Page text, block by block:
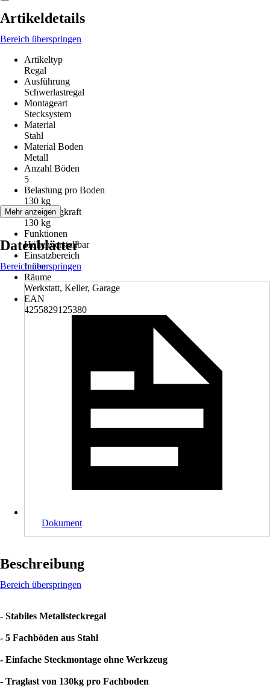
Artikeldetails
Bereich überspringen
Artikeltyp
Regal
Ausführung
Schwerlastregal
Montageart
Stecksystem
Material
Stahl
Material Boden
Metall
Anzahl Böden
5
Belastung pro Boden
130 kg
Max. Tragkraft
130 kg
Funktionen
Höhenverstellbar
Einsatzbereich
Innen
Räume
Werkstatt, Keller, Garage
EAN
4255829125380
Mehr anzeigen
Datenblätter
Bereich überspringen
Dokument
Beschreibung
Bereich überspringen
- Stabiles Metallsteckregal
- 5 Fachböden aus Stahl
- Einfache Steckmontage ohne Werkzeug
- Traglast von 130kg pro Fachboden